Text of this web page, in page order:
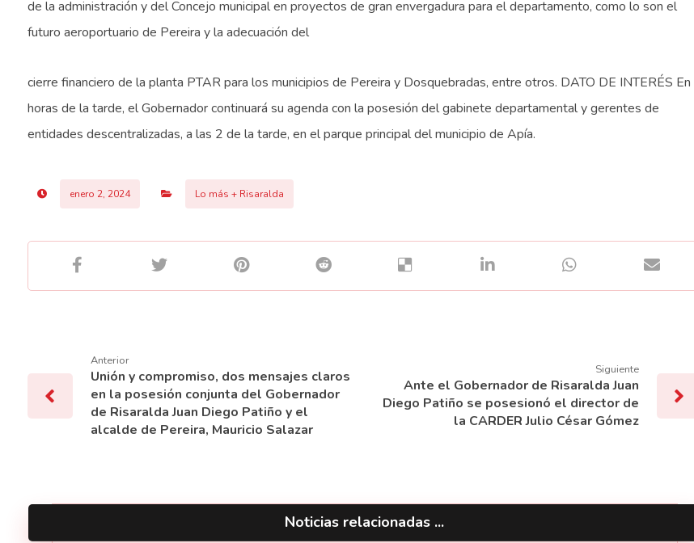
de la administración y del Concejo municipal en proyectos de gran envergadura para el departamento, como lo son el
futuro aeroportuario de Pereira y la adecuación del
cierre financiero de la planta PTAR para los municipios de Pereira y Dosquebradas, entre otros. DATO DE INTERÉS En
horas de la tarde, el Gobernador continuará su agenda con la posesión del gabinete departamental y gerentes de
entidades descentralizadas, a las 2 de la tarde, en el parque principal del municipio de Apía.
enero 2, 2024 Lo más + Risaralda
Anterior
Unión y compromiso, dos mensajes claros
en la posesión conjunta del Gobernador
de Risaralda Juan Diego Patiño y el
alcalde de Pereira, Mauricio Salazar
Siguiente
Ante el Gobernador de Risaralda Juan
Diego Patiño se posesionó el director de
la CARDER Julio César Gómez
Noticias relacionadas ...